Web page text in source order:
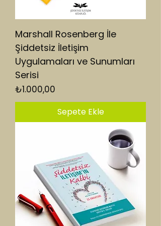
Marshall Rosenberg İle
Şiddetsiz İletişim
Uygulamaları ve Sunumları
Serisi
Fiyat
₺1.000,00
Sepete Ekle